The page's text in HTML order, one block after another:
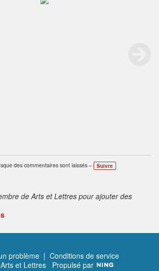
des commentaires sont laissés – Suivre
de Arts et Lettres pour ajouter des
problème | Conditions de service
et Lettres Propulsé par